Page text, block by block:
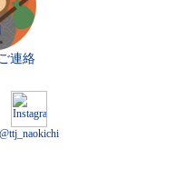
連絡
@ttj_naokichi